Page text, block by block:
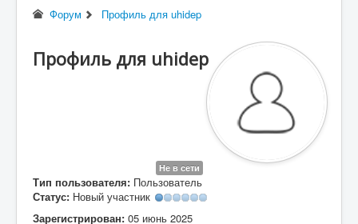
Начисления к оплате
Реквизиты
Форум Профиль для uhidep
Профиль для uhidep
Не в сети
Тип пользователя: Пользователь
Статус: Новый участник
Зарегистрирован: 05 июнь 2025